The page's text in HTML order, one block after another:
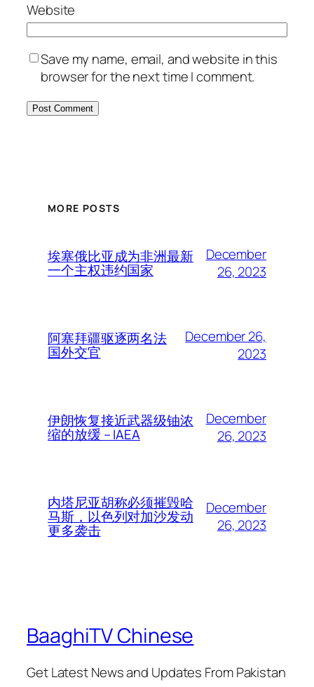
Website
Save my name, email, and website in this
browser for the next time I comment.
MORE POSTS
埃塞俄比亚成为非洲最新
一个主权违约国家
December
26, 2023
阿塞拜疆驱逐两名法
国外交官
December 26,
2023
伊朗恢复接近武器级铀浓
缩的放缓 – IAEA
December
26, 2023
内塔尼亚胡称必须摧毁哈
马斯，以色列对加沙发动
更多袭击
December
26, 2023
BaaghiTV Chinese
Get Latest News and Updates From Pakistan